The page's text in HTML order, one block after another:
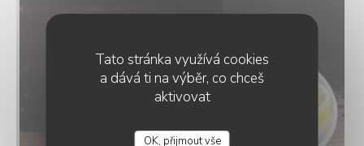
Tato stránka využívá cookies
a dává ti na výběr, co chceš
aktivovat
OK, přijmout vše